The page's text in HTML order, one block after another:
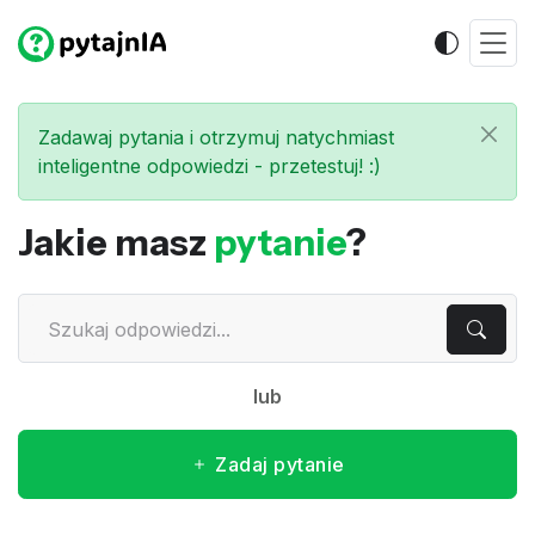
Zadawaj pytania i otrzymuj natychmiast
inteligentne odpowiedzi - przetestuj! :)
Jakie masz pytanie?
lub
Zadaj pytanie